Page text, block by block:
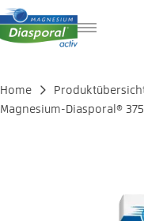
IT
EN
Home
Magnesium-Diasporal®